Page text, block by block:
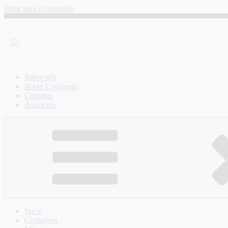
Pular para o conteúdo
Sobre nós
Sobre Contagem
Contatos
Anúncios
Início
Contagem